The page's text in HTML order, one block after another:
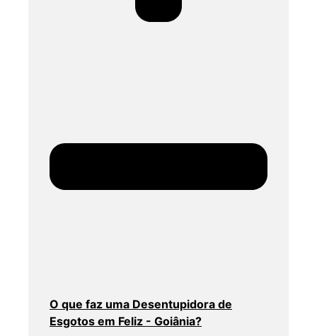
O que faz uma Desentupidora de
Esgotos em Feliz - Goiânia?